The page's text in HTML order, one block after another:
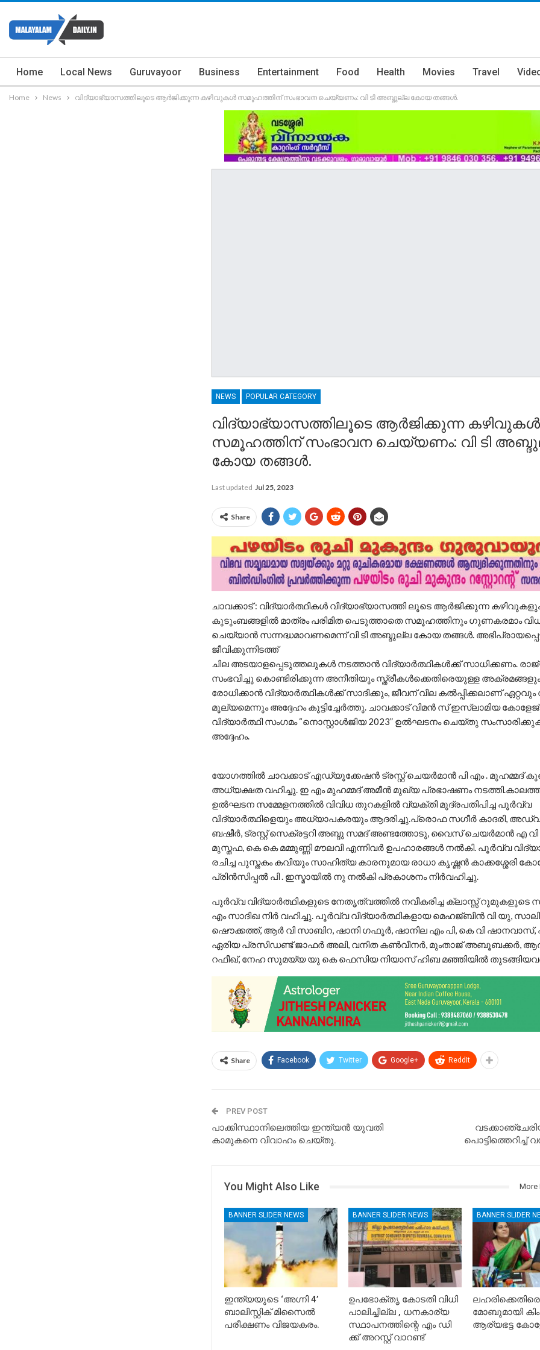
Home Local News Guruvayoor Business Entertainment Food Health Movies Travel
Home News വിദ്യാഭ്യാസത്തിലൂടെ ആർജിക്കുന്ന കഴിവുകൾ സമൂഹത്തിന് സംഭാവന ചെയ്യണം: വി ടി അബ്ദുല്ല കോയ തങ്ങൾ.
NEWS POPULAR CATEGORY
വിദ്യാഭ്യാസത്തിലൂടെ ആർജിക്കുന്ന കഴിവുകൾ
സമൂഹത്തിന് സംഭാവന ചെയ്യണം: വി ടി
കോയ തങ്ങൾ.
Last updated Jul 25, 2023
Share
ചാവക്കാട് : വിദ്യാർത്ഥികൾ വിദ്യാഭ്യാസത്തി ലൂടെ ആർജിക്കുന്ന
കുടുംബങ്ങളിൽ മാത്രം പരിമിത പെടുത്താതെ സമൂഹത്തിനും ഗുണകരമാം
ചെയ്യാൻ സന്നദ്ധമാവണമെന്ന് വി ടി അബ്ദുല്ല കോയ തങ്ങൾ.
ജീവിക്കുന്നിടത്ത്
ചില അടയാളപ്പെടുത്തലുകൾ നടത്താൻ വിദ്യാർത്ഥികൾക്ക് സാധിക്കണം.
സംഭവിച്ചു കൊണ്ടിരിക്കുന്ന അനീതിയും സ്ത്രീകൾക്കെതിരെയുള്ള
രോധിക്കാൻ വിദ്യാർത്ഥികൾക്ക് സാദിക്കും, ജീവന് വില കൽപ്പിക്കലാണ് ഏറ്റവും
മൂല്യമെന്നും അദ്ദേഹം കൂട്ടിച്ചേർത്തു. ചാവക്കാട് വിമൻ സ് ഇസ്ലാമിയ
വിദ്യാർത്ഥി സംഗമം “നൊസ്റ്റാൾജിയ 2023” ഉൽഘടനം ചെയ്തു
അദ്ദേഹം.
യോഗത്തിൽ ചാവക്കാട് എഡ്യൂക്കേഷൻ ട്രസ്റ്റ്‌ ചെയർമാൻ പി എം . മുഹമ്മദ്
അധ്യക്ഷത വഹിച്ചു. ഇ എം മുഹമ്മദ് അമീൻ മുഖ്യ പ്രഭാഷണം
ഉൽഘടന സമ്മേളനത്തിൽ വിവിധ തുറകളിൽ വ്യക്തി മുദ്രപതിപിച്ച പൂർവ്വ
വിദ്യാർത്ഥിളെയും അധ്യാപകരയും ആദരിച്ചു.പ്രൊഫ സഗീർ കാദരി,
ബഷീർ, ട്രസ്റ്റ്‌ സെക്രട്ടറി അബ്ദു സമദ് അണ്ടത്തോടു, വൈസ് ചെയർമാൻ എ വി
മുസ്തഫ, കെ കെ മമ്മുണ്ണി മൗലവി എന്നിവർ ഉപഹാരങ്ങൾ നൽകി. പൂർവ്വ
രചിച്ച പുസ്തകം കവിയും സാഹിത്യ കാരനുമായ രാധാ കൃഷ്ണൻ കാക്കശ്ശേരി
പ്രിൻസിപ്പൽ പി . ഇസ്മായിൽ നു നൽകി പ്രകാശനം നിർവഹിച്ചു.
പൂർവ്വ വിദ്യാർത്ഥികളുടെ നേതൃത്വത്തിൽ നവീകരിച്ച ക്ലാസ്സ്‌ റൂമുകളുടെ
എം സാദിഖ നിർ വഹിച്ചു. പൂർവ്വ വിദ്യാർത്ഥികളായ മെഹജ്ബിൻ വി യു,
ഷൌക്കത്ത്, ആർ വി സാബിറ, ഷാനി ഗഫൂർ, ഷാനില എം പി, കെ വി ഷാനവാസ്‌,
ഏരിയ പ്രസിഡണ്ട്‌ ജാഫർ അലി, വനിത കൺവീനർ, മുംതാജ് അബൂബക്കർ,
റഫീഖ്, നേഹ സുമയ്യ യു കെ ഫെസിയ നിയാസ് ഹിബ മഞ്ഞിയിൽ
Share Facebook Twitter Google+ ReddIt
PREV POST
പാക്കിസ്ഥാനിലെത്തിയ ഇന്ത്യൻ യുവതി
കാമുകനെ വിവാഹം ചെയ്തു.
You Might Also Like More
BANNER SLIDER NEWS
ഇന്ത്യയുടെ ‘അഗ്നി 4’
ബാലിസ്റ്റിക് മിസൈൽ
പരീക്ഷണം വിജയകരം.
BANNER SLIDER NEWS
ഉപഭോക്തൃ കോടതി വിധി
പാലിച്ചില്ല , ധനകാര്യ
സ്ഥാപനത്തിന്റെ എം ഡി
ക്ക് അറസ്റ്റ് വാറണ്ട്
BANNER SLIDER
മോബുമായി
ആര്യഭട്ട